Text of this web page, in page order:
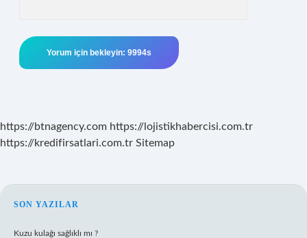
https://btnagency.com https://lojistikhabercisi.com.tr
https://kredifirsatlari.com.tr Sitemap
SIDEBAR
SON YAZILAR
Kuzu kulağı sağlıklı mı ?